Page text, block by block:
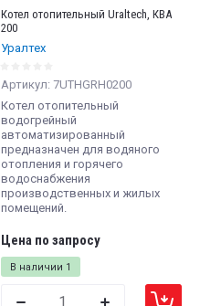
Котел отопительный Uraltech, КВА
200
Уралтех
Артикул: 7UTHGRH0200
Котел отопительный
водогрейный
автоматизированный
предназначен для водяного
отопления и горячего
водоснабжения
производственных и жилых
помещений.
В наличии 1
Цена по запросу